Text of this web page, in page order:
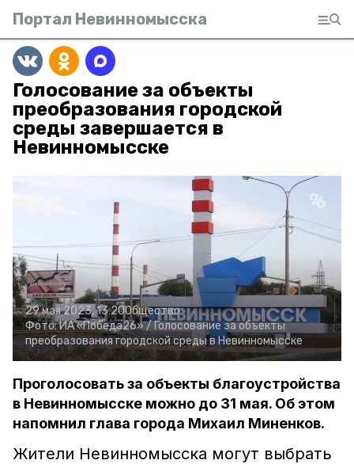
Портал Невинномысска
Голосование за объекты
преобразования городской
среды завершается в
Невинномысске
29 мая 2023, 13:20Общество
Фото:ИА «Победа26» / Голосование за объекты
преобразования городской среды в Невинномысске
Проголосовать за объекты благоустройства
в Невинномысске можно до 31 мая. Об этом
напомнил глава города Михаил Миненков.
Жители Невинномысска могут выбрать